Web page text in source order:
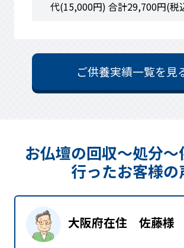
(税込)
ご供養実績一覧を見
お仏壇の回収〜処分〜
⾏ったお客様の
大阪府在住 佐藤様